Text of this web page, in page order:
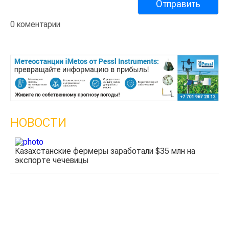
0 коментарии
НОВОСТИ
Казахстанские фермеры заработали $35 млн на
экспорте чечевицы